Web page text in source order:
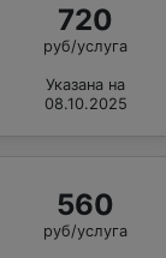
720
руб/услуга
Указана на
08.10.2025
560
руб/услуга